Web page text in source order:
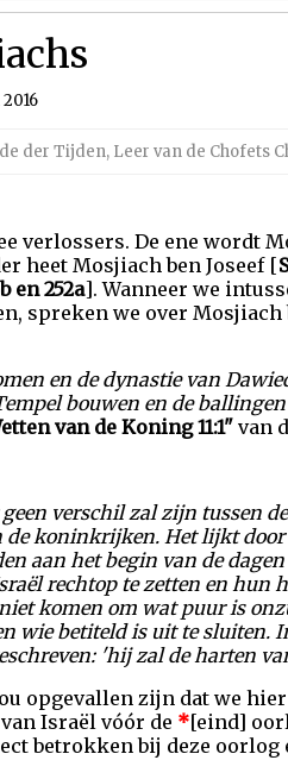
der Tijden, Leer van de Chofets
verlossers. De ene wordt
heet Mosjiach ben Joseef [
en 252a]. Wanneer we
spreken we over Mosjiach
en de dynastie van
bouwen en de
van de Koning 11:1"van
geen verschilzal zijn tussen
koninkrijken. Het lijkt door
aan het begin van de
rechtop te zetten en hun
komen om wat puur is
wiebetiteldis uit te sluiten.
'hij zal de harten
opgevallen zijn dat we
Israël vóór de *[eind]
betrokken bij deze